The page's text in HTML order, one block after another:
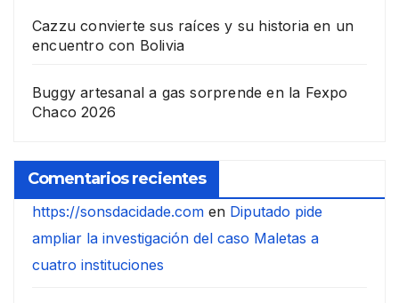
Cazzu convierte sus raíces y su historia en un
encuentro con Bolivia
Buggy artesanal a gas sorprende en la Fexpo
Chaco 2026
Comentarios recientes
https://sonsdacidade.com en Diputado pide
ampliar la investigación del caso Maletas a
cuatro instituciones